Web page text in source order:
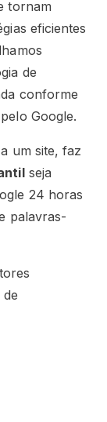
tornam
eficientes
de
conforme
Google.
um site, faz
seja
24 horas
palavras-